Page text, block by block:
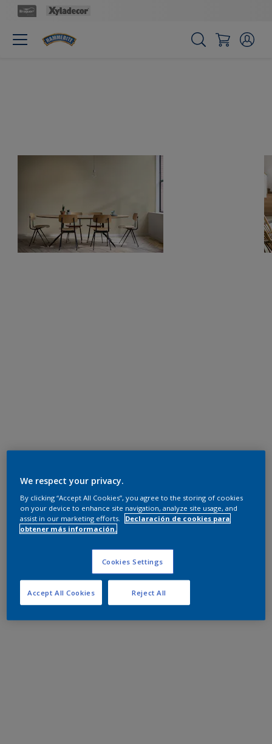
We respect your privacy.
By clicking “Accept All Cookies”, you agree to the storing of cookies
on your device to enhance site navigation, analyze site usage, and
assist in our marketing efforts.
Declaración de cookies para
obtener más información.
Cookies Settings
Reject All
Accept All Cookies